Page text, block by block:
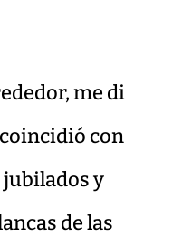
me di
con
jubilados y
de las